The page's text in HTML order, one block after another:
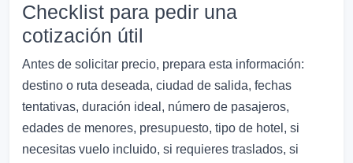
Checklist para pedir una
cotización útil
Antes de solicitar precio, prepara esta información:
destino o ruta deseada, ciudad de salida, fechas
tentativas, duración ideal, número de pasajeros,
edades de menores, presupuesto, tipo de hotel, si
necesitas vuelo incluido, si requieres traslados, si